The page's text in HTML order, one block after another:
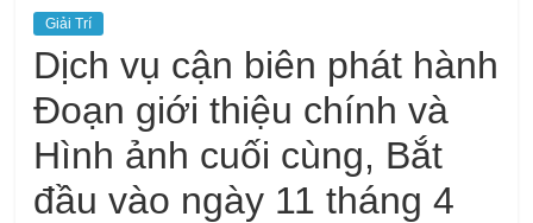
Giải Trí
Dịch vụ cận biên phát hành
Đoạn giới thiệu chính và
Hình ảnh cuối cùng, Bắt
đầu vào ngày 11 tháng 4